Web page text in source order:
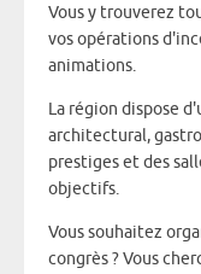
Vous y trouverez
vos opérations
animations.
La région dispose
architectural,
prestiges et des
objectifs.
Vous souhaitez
congrès ? Vous